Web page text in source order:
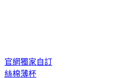
官網獨家自訂
絲棉薄杯